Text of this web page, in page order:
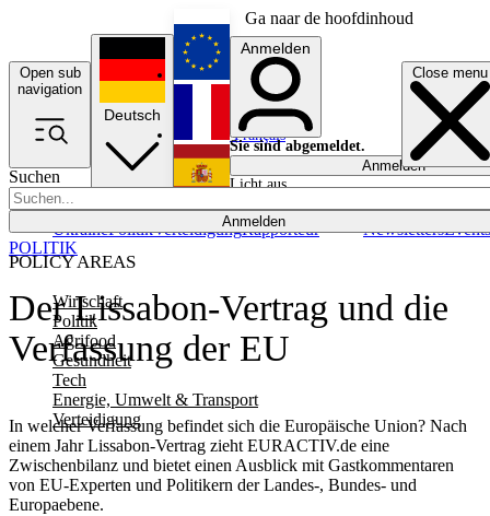
Ga naar de hoofdinhoud
Open sub
navigation
Close menu
Suchen
Anmelden
POLICY AREAS
Wirtschaft
Politik
Agrifood
Gesundheit
Tech
Energie, Umwelt & Transport
Verteidigung
UkrainePolitikVerteidigungRapporteur NewslettersEvents
Deutsch
English
Français
Anmelden
Sie sind abgemeldet.
Anmelden
Licht aus
Der Lissabon-Vertrag und die
Verfassung der EU
In welcher Verfassung befindet sich die Europäische Union? Nach
einem Jahr Lissabon-Vertrag zieht EURACTIV.de eine
Zwischenbilanz und bietet einen Ausblick mit Gastkommentaren
von EU-Experten und Politikern der Landes-, Bundes- und
Europaebene.
POLITIK